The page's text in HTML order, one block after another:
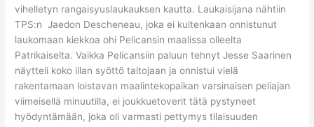
vihelletyn rangaisyuslaukauksen kautta. Laukaisijana nähtiin
TPS:n Jaedon Descheneau, joka ei kuitenkaan onnistunut
laukomaan kiekkoa ohi Pelicansin maalissa olleelta
Patrikaiselta. Vaikka Pelicansiin paluun tehnyt Jesse Saarinen
näytteli koko illan syöttö taitojaan ja onnistui vielä
rakentamaan loistavan maalintekopaikan varsinaisen peliajan
viimeisellä minuutilla, ei joukkuetoverit tätä pystyneet
hyödyntämään, joka oli varmasti pettymys tilaisuuden